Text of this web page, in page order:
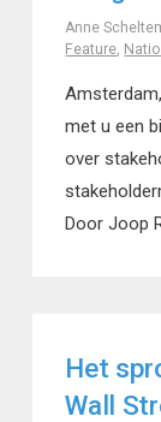
Anne
Feature
met u een
over
Door Joop
Het
Wall